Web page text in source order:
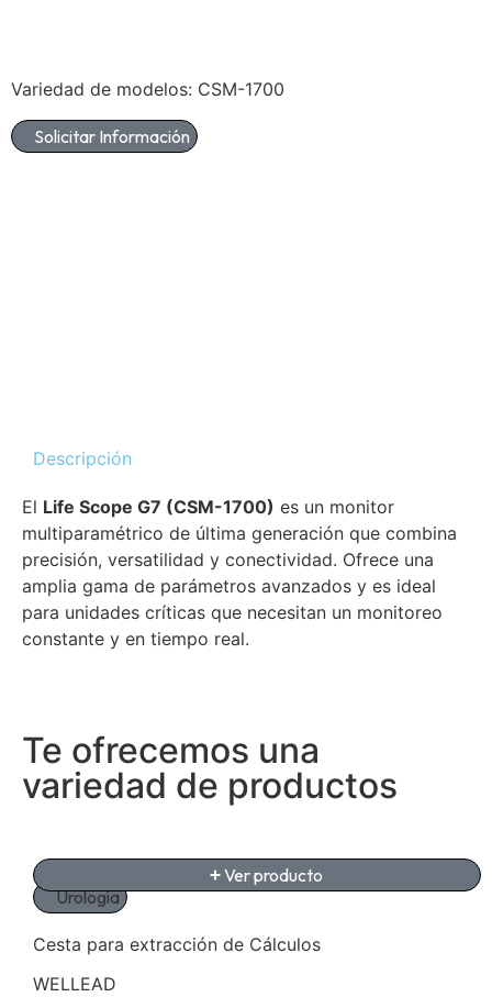
Variedad de modelos: CSM-1700
Solicitar Información
Descripción
El Life Scope G7 (CSM-1700) es un monitor
multiparamétrico de última generación que combina
precisión, versatilidad y conectividad. Ofrece una
amplia gama de parámetros avanzados y es ideal
para unidades críticas que necesitan un monitoreo
constante y en tiempo real.
Te ofrecemos una
variedad de productos
Urología
Cesta para extracción de Cálculos
WELLEAD
Ver producto